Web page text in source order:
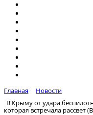
Главная
Новости
В Крыму от удара
которая встречала рассвет